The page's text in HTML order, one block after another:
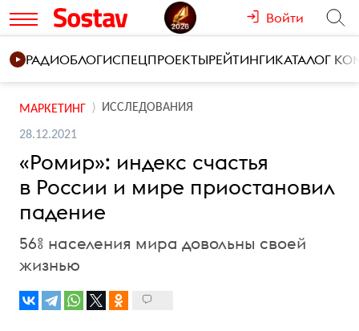
Войти
РАДИОБЛОГИСПЕЦПРОЕКТЫРЕЙТИНГИКАТАЛОГ
МАРКЕТИНГ ИССЛЕДОВАНИЯ
28.12.2021
«Ромир»: индекс счастья
в России и мире приостановил
падение
56% населения мира довольны своей
жизнью